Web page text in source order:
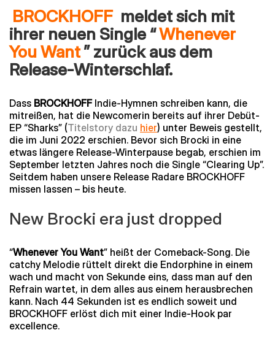
BROCKHOFF meldet sich mit
ihrer neuen Single “Whenever
You Want” zurück aus dem
Release-Winterschlaf.
Dass BROCKHOFFIndie-Hymnen schreiben kann, die
mitreißen, hat die Newcomerin bereits auf ihrer Debüt-
EP “Sharks” (Titelstory dazu hier) unter Beweis gestellt,
die im Juni 2022 erschien. Bevor sich Brocki in eine
etwas längere Release-Winterpause begab, erschien im
September letzten Jahres noch die Single “Clearing Up”.
Seitdem haben unsere Release Radare BROCKHOFF
missen lassen – bis heute.
New Brocki era just dropped
“Whenever You Want” heißt der Comeback-Song. Die
catchy Melodie rüttelt direkt die Endorphine in einem
wach und macht von Sekunde eins, dass man auf den
Refrain wartet, in dem alles aus einem herausbrechen
kann. Nach 44 Sekunden ist es endlich soweit und
BROCKHOFF erlöst dich mit einer Indie-Hook par
excellence.